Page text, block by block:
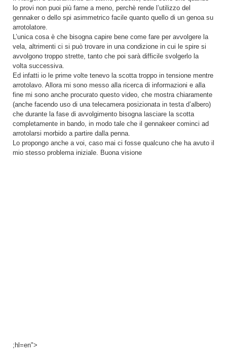
lo provi non puoi più farne a meno, perchè rende l’utilizzo del
gennaker o dello spi asimmetrico facile quanto quello di un genoa su
arrotolatore.
L’unica cosa è che bisogna capire bene come fare per avvolgere la
vela, altrimenti ci si può trovare in una condizione in cui le spire si
avvolgono troppo strette, tanto che poi sarà difficile svolgerlo la
volta successiva.
Ed infatti io le prime volte tenevo la scotta troppo in tensione mentre
arrotolavo. Allora mi sono messo alla ricerca di informazioni e alla
fine mi sono anche procurato questo video, che mostra chiaramente
(anche facendo uso di una telecamera posizionata in testa d’albero)
che durante la fase di avvolgimento bisogna lasciare la scotta
completamente in bando, in modo tale che il gennakeer cominci ad
arrotolarsi morbido a partire dalla penna.
Lo propongo anche a voi, caso mai ci fosse qualcuno che ha avuto il
mio stesso problema iniziale. Buona visione
;hl=en">